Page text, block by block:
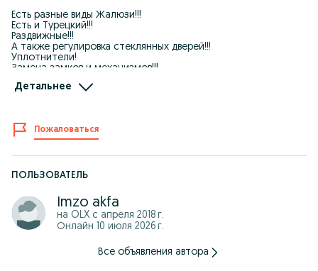
Есть разные виды Жалюзи!!!
Есть и Турецкий!!!
Раздвижные!!!
А также регулировка стеклянных дверей!!!
Уплотнители!
Замена замков и механизмов!!!
По всему городу!!!
Звоните в любое время суток!!!
+99890 9126336
Работаем по всему городу Ташкента.
Москитные сетки для окон и дверей.
Виды москитных сеток:
• СИНАКС (без сверление окон)
• ПЛИССЕ ( раздвижние)
• СТАНДАРТ (обычные на петлях или уголок)
Детальнее
Пожаловаться
ПОЛЬЗОВАТЕЛЬ
Imzo akfa
на OLX с апреля 2018 г.
Онлайн 10 июля 2026 г.
Все объявления автора